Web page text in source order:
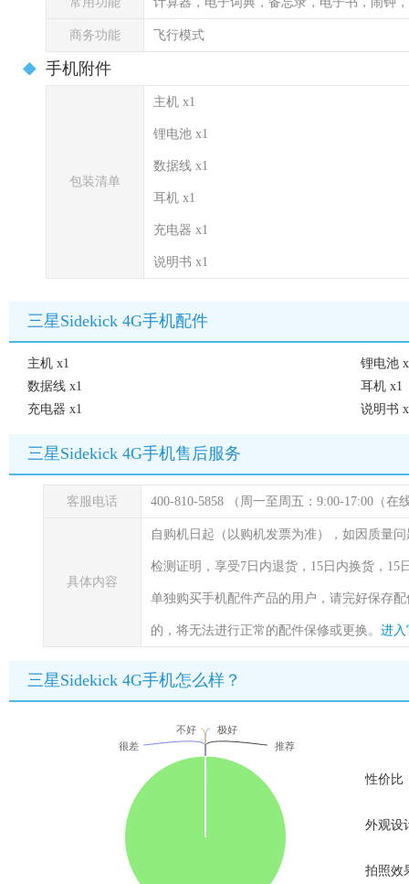
商务功能 飞行模式
手机附件
包装清单
主机 x1
锂电池 x1
数据线 x1
耳机 x1
充电器 x1
说明书 x1
三星Sidekick 4G手机配件
主机 x1
锂电池
数据线 x1
耳机 x1
充电器 x1
说明书
三星Sidekick 4G手机售后服务
客服电话 400-810-5858 （周一至周五：9:00-17:00（在
具体内容
自购机日起（以购机发票为准），如因质量
检测证明，享受7日内退货，15日内换货，
单独购买手机配件产品的用户，请完好保存
的，将无法进行正常的配件保修或更换。 进入
三星Sidekick 4G手机怎么样？
极好
推荐
不好
很差
性价比
外观设
拍照效